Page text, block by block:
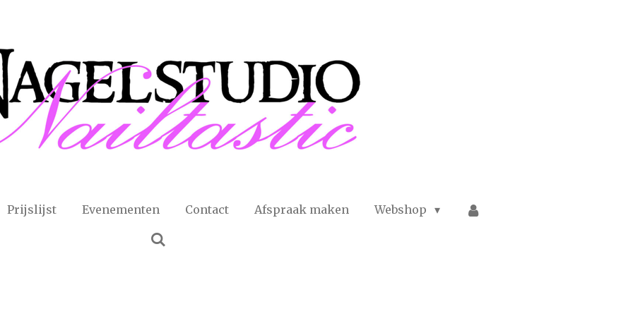
Prijslijst Evenementen Contact Afspraak maken Webshop